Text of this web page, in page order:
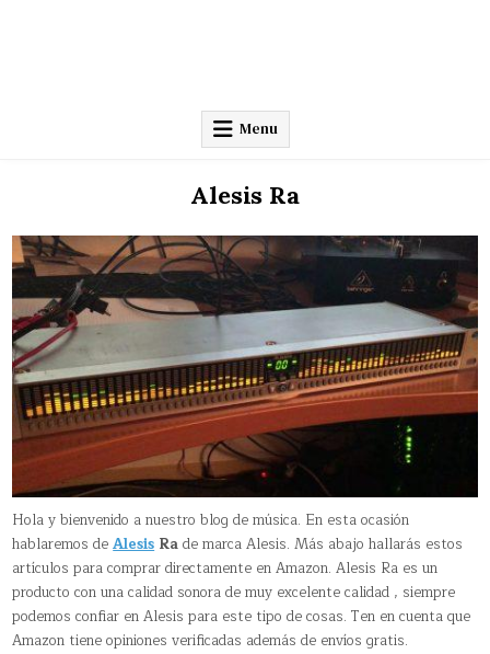
Menu
Alesis Ra
Hola y bienvenido a nuestro blog de música. En esta ocasión
hablaremos deAlesisRade marca Alesis. Más abajo hallarás estos
artículos para comprar directamente en Amazon. Alesis Ra es un
producto con una calidad sonora de muy excelente calidad , siempre
podemos confiar en Alesis para este tipo de cosas. Ten en cuenta que
Amazon tiene opiniones verificadas además de envíos gratis.